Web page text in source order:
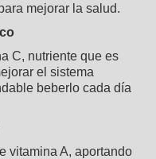
mejorar la salud.
C, nutriente que es
el sistema
beberlo cada día
vitamina A, aportando